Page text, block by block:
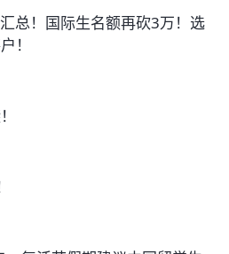
总！国际生名额再砍3万！选
！